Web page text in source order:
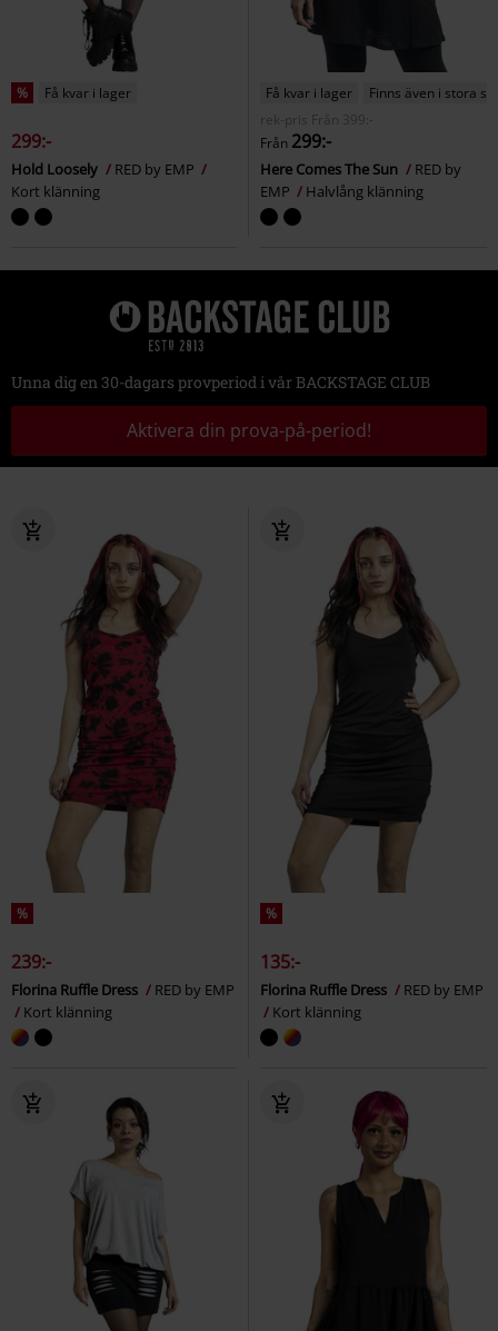
% Få kvar i lager
299:-
Hold Loosely
RED by EMP
Kort klänning
Få kvar i lager
Finns även i stora
rek-pris
Från
399:-
Från 299:-
Here Comes The Sun
RED by
EMP
Halvlång klänning
Unna dig en 30-dagars provperiod i vår BACKSTAGE CLUB
Aktivera din prova-på-period!
%
239:-
Florina Ruffle Dress
RED by EMP
Kort klänning
%
135:-
Florina Ruffle Dress
RED by EMP
Kort klänning